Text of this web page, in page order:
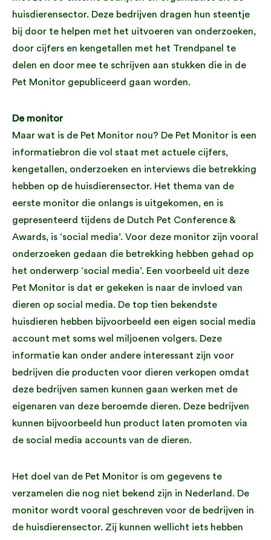
huisdierensector. Deze bedrijven dragen hun steentje
bij door te helpen met het uitvoeren van onderzoeken,
door cijfers en kengetallen met het Trendpanel te
delen en door mee te schrijven aan stukken die in de
Pet Monitor gepubliceerd gaan worden.
De monitor
Maar wat is de Pet Monitor nou? De Pet Monitor is een
informatiebron die vol staat met actuele cijfers,
kengetallen, onderzoeken en interviews die betrekking
hebben op de huisdierensector. Het thema van de
eerste monitor die onlangs is uitgekomen, en is
gepresenteerd tijdens de Dutch Pet Conference &
Awards, is ‘social media’. Voor deze monitor zijn vooral
onderzoeken gedaan die betrekking hebben gehad op
het onderwerp ‘social media’. Een voorbeeld uit deze
Pet Monitor is dat er gekeken is naar de invloed van
dieren op social media. De top tien bekendste
huisdieren hebben bijvoorbeeld een eigen social media
account met soms wel miljoenen volgers. Deze
informatie kan onder andere interessant zijn voor
bedrijven die producten voor dieren verkopen omdat
deze bedrijven samen kunnen gaan werken met de
eigenaren van deze beroemde dieren. Deze bedrijven
kunnen bijvoorbeeld hun product laten promoten via
de social media accounts van de dieren.
Het doel van de Pet Monitor is om gegevens te
verzamelen die nog niet bekend zijn in Nederland. De
monitor wordt vooral geschreven voor de bedrijven in
de huisdierensector. Zij kunnen wellicht iets hebben